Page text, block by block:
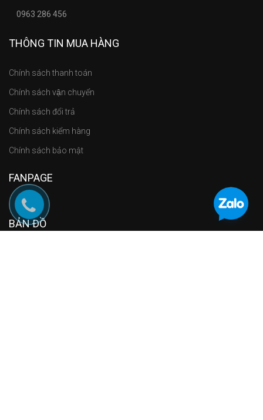
0963 286 456
THÔNG TIN MUA HÀNG
Chính sách thanh toán
Chính sách vận chuyển
Chính sách đổi trả
Chính sách kiểm hàng
Chính sách bảo mật
FANPAGE
BẢN ĐỒ